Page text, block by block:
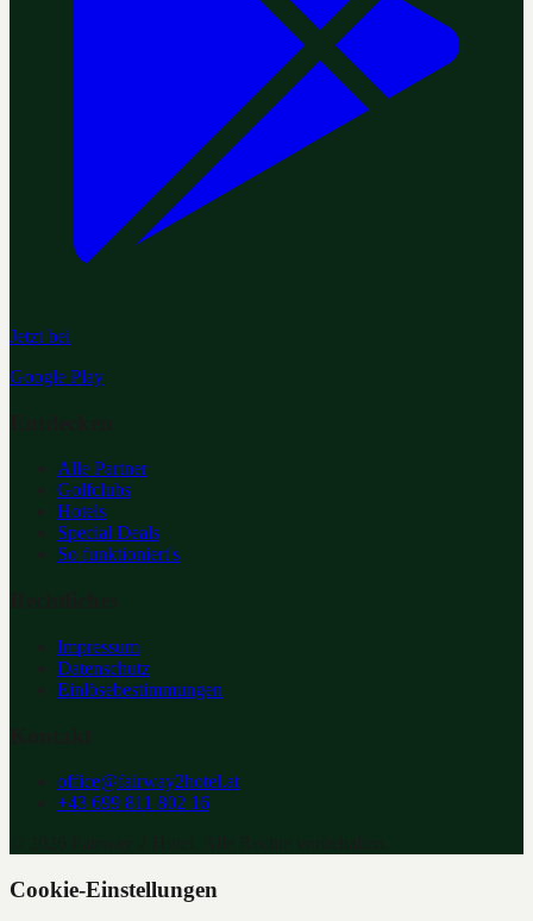
Jetzt bei
Google Play
Alle Partner
Golfclubs
Hotels
Special Deals
So funktioniert's
Impressum
Datenschutz
Einlösebestimmungen
office@fairway2hotel.at
+43 699 811 802 16
Cookie-Einstellungen